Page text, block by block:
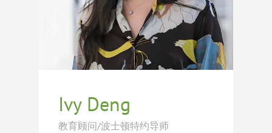
学、约翰霍普金斯大学、加州大学洛
杉矶分校、南加州大学、纽约大学、
密歇根大学安娜堡分校、罗德岛设计
学院、帕森斯设计学院、伯克利音乐
学院、伦敦大学学院、爱丁堡大学、
尖学府录取。
Ivy Deng
教育顾问/波士顿特约导师